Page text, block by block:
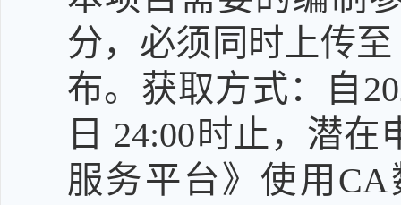
分，必须同时上传
布。获取方式：自
日 24:00时止，潜
服务平台》使用